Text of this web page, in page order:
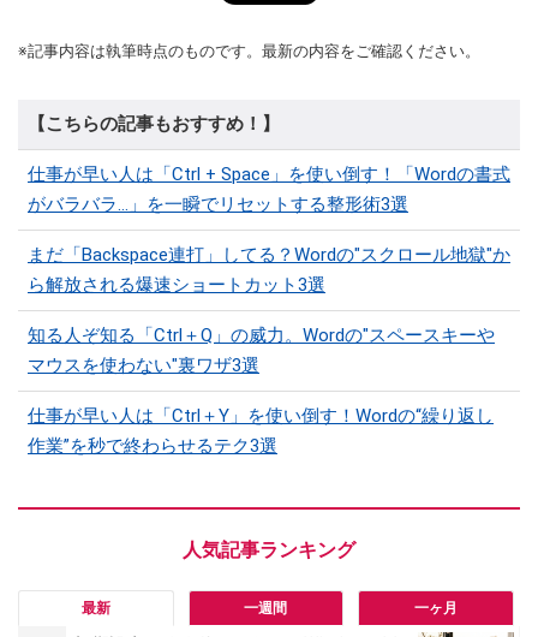
※記事内容は執筆時点のものです。最新の内容をご確認ください。
【こちらの記事もおすすめ！】
仕事が早い人は「Ctrl + Space」を使い倒す！「Wordの書式
がバラバラ…」を一瞬でリセットする整形術3選
まだ「Backspace連打」してる？Wordの"スクロール地獄"か
ら解放される爆速ショートカット3選
知る人ぞ知る「Ctrl＋Q」の威力。Wordの"スペースキーや
マウスを使わない"裏ワザ3選
仕事が早い人は「Ctrl＋Y」を使い倒す！Wordの“繰り返し
作業”を秒で終わらせるテク3選
最新 一週間 一ヶ月